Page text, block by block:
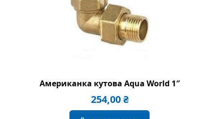
Американка кутова Aqua World 1″
254,00₴